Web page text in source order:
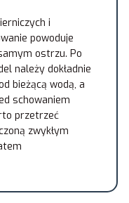
i
powoduje
ostrzu. Po
należy dokładnie
bieżącą wodą, a
schowaniem
przetrzeć
zwykłym
szczegóły